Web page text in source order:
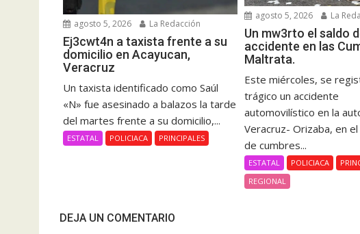
agosto 5, 2026 La Redacción
Ej3cwt4n a taxista frente a su
domicilio en Acayucan,
Veracruz
Un taxista identificado como Saúl
«N» fue asesinado a balazos la tarde
del martes frente a su domicilio,...
ESTATAL POLICIACA PRINCIPALES
agosto 5, 2026 La
Un mw3rto el saldo
accidente en las
Maltrata.
Este miércoles, se
trágico un accidente
automovilístico en la
Veracruz- Orizaba, en
de cumbres...
ESTATAL POLICIACA
REGIONAL
DEJA UN COMENTARIO